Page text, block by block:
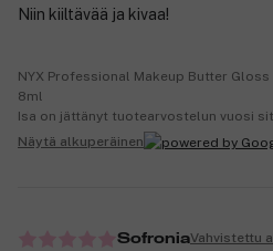
Niin kiiltävää ja kivaa!
NYX Professional Makeup Butter Gloss
8ml
Isa on jättänyt tuotearvostelun vuosi
Näytä alkuperäinen
SofroniaVahvistettu